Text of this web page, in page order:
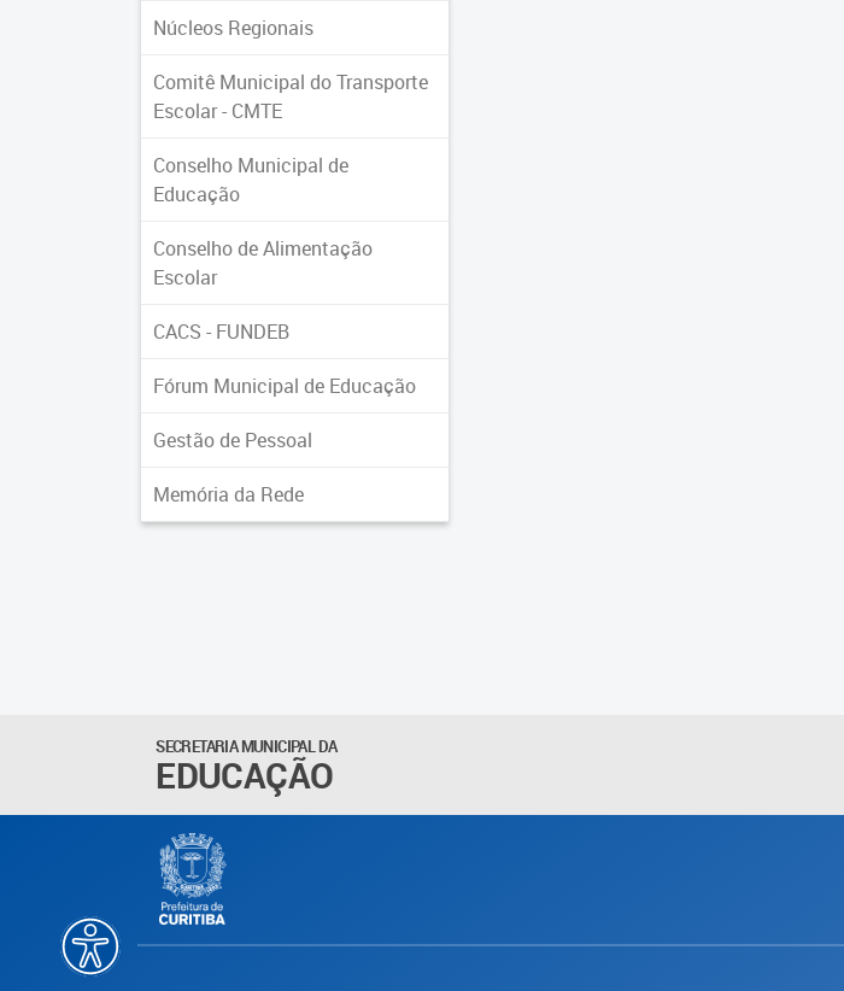
Núcleos Regionais
Comitê Municipal do Transporte
Escolar - CMTE
Conselho Municipal de
Educação
Conselho de Alimentação
Escolar
CACS - FUNDEB
Fórum Municipal de Educação
Gestão de Pessoal
Memória da Rede
SECRETARIA MUNICIPAL DA
EDUCAÇÃO